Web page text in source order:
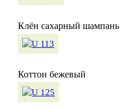
Клён сахарный шампань
Коттон бежевый